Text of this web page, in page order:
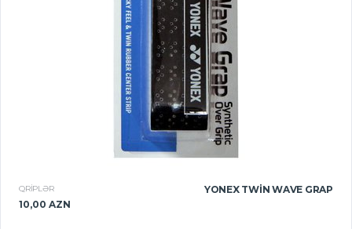
QRIPLƏR
YONEX TWIN WAVE GRAP
10,00 AZN